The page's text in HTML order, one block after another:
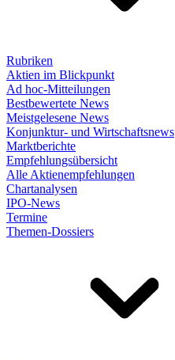
Rubriken
Aktien im Blickpunkt
Ad hoc-Mitteilungen
Bestbewertete News
Meistgelesene News
Konjunktur- und Wirtschaftsnews
Marktberichte
Empfehlungsübersicht
Alle Aktienempfehlungen
Chartanalysen
IPO-News
Termine
Themen-Dossiers